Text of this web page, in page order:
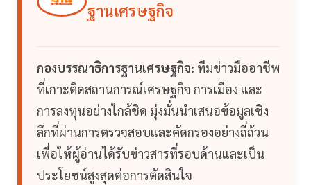
ฐานเศรษฐกิจ
กองบรรณาธิการฐานเศรษฐกิจ: ทีมข่าวมืออาชีพ
ที่เกาะติดสถานการณ์เศรษฐกิจ การเมือง และ
การลงทุนอย่างใกล้ชิด มุ่งมั่นนำเสนอข้อมูลเชิง
ลึกที่ผ่านการตรวจสอบและคัดกรองอย่างถี่ถ้วน
เพื่อให้ผู้อ่านได้รับข่าวสารที่รอบด้านและเป็น
ประโยชน์สูงสุดต่อการตัดสินใจ